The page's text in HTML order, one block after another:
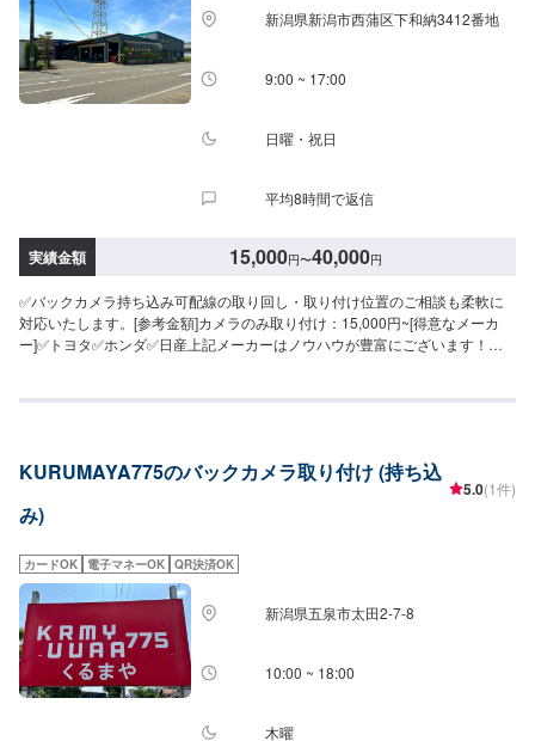
新潟県新潟市西蒲区下和納3412番地
9:00 ~ 17:00
日曜・祝日
平均8時間で返信
実績金額 15,000円〜40,000円
✅バックカメラ持ち込み可配線の取り回し・取り付け位置のご相談も柔軟に
対応いたします。[参考金額]カメラのみ取り付け：15,000円~[得意なメーカ
ー]✅トヨタ✅ホンダ✅日産上記メーカーはノウハウが豊富にございます！ど
料の代車をご用意可能です。(代車参考車種)トヨタパッソダイハツムーブダイ
KURUMAYA775のバックカメラ取り付け (持ち込
み)
5.0(1件)
カードOK 電子マネーOK QR決済OK
新潟県五泉市太田2-7-8
10:00 ~ 18:00
木曜